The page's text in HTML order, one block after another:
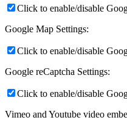
Click to enable/disable
Google Map Settings:
Click to enable/disable
Google reCaptcha Settings:
Click to enable/disable
Vimeo and Youtube video